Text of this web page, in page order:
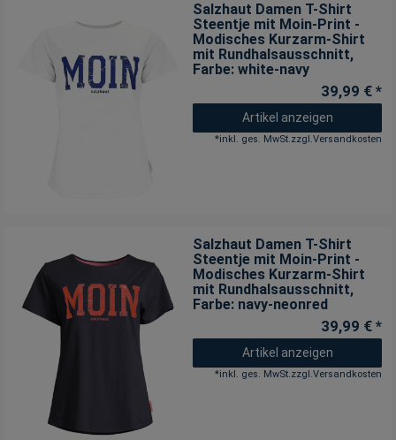
Salzhaut Damen T-Shirt
Steentje mit Moin-Print -
Modisches Kurzarm-Shirt
mit Rundhalsausschnitt,
Farbe: white-navy
39,99 € *
Artikel anzeigen
*inkl. ges. MwSt.zzgl.Versandkosten
Salzhaut Damen T-Shirt
Steentje mit Moin-Print -
Modisches Kurzarm-Shirt
mit Rundhalsausschnitt,
Farbe: navy-neonred
39,99 € *
Artikel anzeigen
*inkl. ges. MwSt.zzgl.Versandkosten